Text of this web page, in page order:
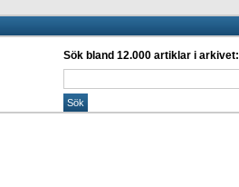
Sök bland 12.000 artiklar i arkivet: